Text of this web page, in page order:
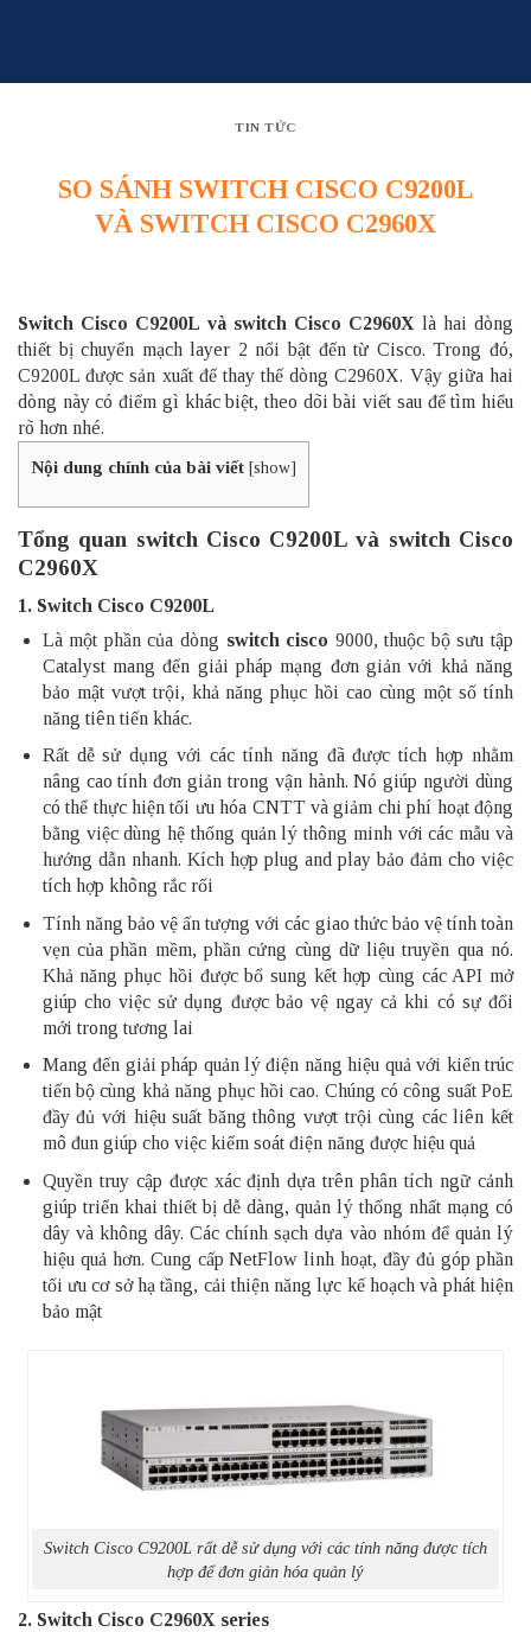
TIN TỨC
SO SÁNH SWITCH CISCO C9200L
VÀ SWITCH CISCO C2960X
Switch Cisco C9200L và switch Cisco C2960X là hai dòng
thiết bị chuyển mạch layer 2 nổi bật đến từ Cisco. Trong đó,
C9200L được sản xuất để thay thế dòng C2960X. Vậy giữa hai
dòng này có điểm gì khác biệt, theo dõi bài viết sau để tìm hiểu
rõ hơn nhé.
Nội dung chính của bài viết [show]
Tổng quan switch Cisco C9200L và switch Cisco
C2960X
1. Switch Cisco C9200L
Là một phần của dòng switch cisco 9000, thuộc bộ sưu tập
Catalyst mang đến giải pháp mạng đơn giản với khả năng
bảo mật vượt trội, khả năng phục hồi cao cùng một số tính
năng tiên tiến khác.
Rất dễ sử dụng với các tính năng đã được tích hợp nhằm
nâng cao tính đơn giản trong vận hành. Nó giúp người dùng
có thể thực hiện tối ưu hóa CNTT và giảm chi phí hoạt động
bằng việc dùng hệ thống quản lý thông minh với các mẫu và
hướng dẫn nhanh. Kích hợp plug and play bảo đảm cho việc
tích hợp không rắc rối
Tính năng bảo vệ ấn tượng với các giao thức bảo vệ tính toàn
vẹn của phần mềm, phần cứng cùng dữ liệu truyền qua nó.
Khả năng phục hồi được bổ sung kết hợp cùng các API mở
giúp cho việc sử dụng được bảo vệ ngay cả khi có sự đổi
mới trong tương lai
Mang đến giải pháp quản lý điện năng hiệu quả với kiến trúc
tiến bộ cùng khả năng phục hồi cao. Chúng có công suất PoE
đầy đủ với hiệu suất băng thông vượt trội cùng các liên kết
mô đun giúp cho việc kiểm soát điện năng được hiệu quả
Quyền truy cập được xác định dựa trên phân tích ngữ cảnh
giúp triển khai thiết bị dễ dàng, quản lý thống nhất mạng có
dây và không dây. Các chính sạch dựa vào nhóm để quản lý
hiệu quả hơn. Cung cấp NetFlow linh hoạt, đầy đủ góp phần
tối ưu cơ sở hạ tầng, cải thiện năng lực kế hoạch và phát hiện
bảo mật
Switch Cisco C9200L rất dễ sử dụng với các tính năng được tích
hợp để đơn giản hóa quản lý
2. Switch Cisco C2960X series